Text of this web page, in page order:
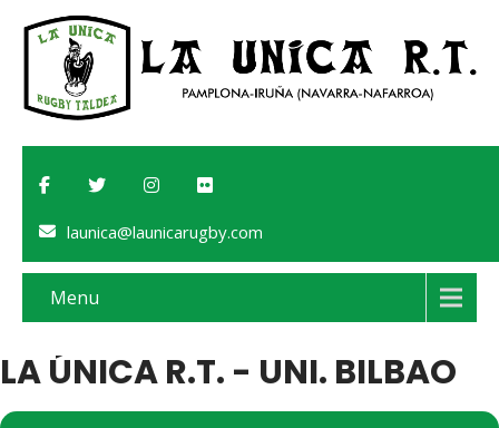
launica@launicarugby.com
Menu
LA ÚNICA R.T. - UNI. BILBAO